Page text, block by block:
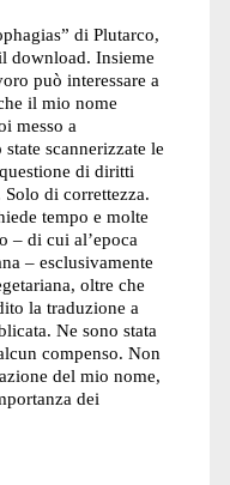
di Plutarco,
download. Insieme
può interessare a
il mio nome
messo a
scannerizzate le
di diritti
di correttezza.
tempo e molte
– di cui al’epoca
– esclusivamente
oltre che
la traduzione a
Ne sono stata
compenso. Non
del mio nome,
dei